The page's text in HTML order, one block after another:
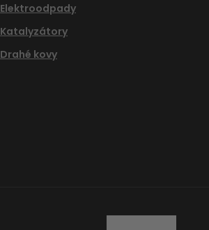
Elektroodpady
Katalyzátory
Drahé kovy